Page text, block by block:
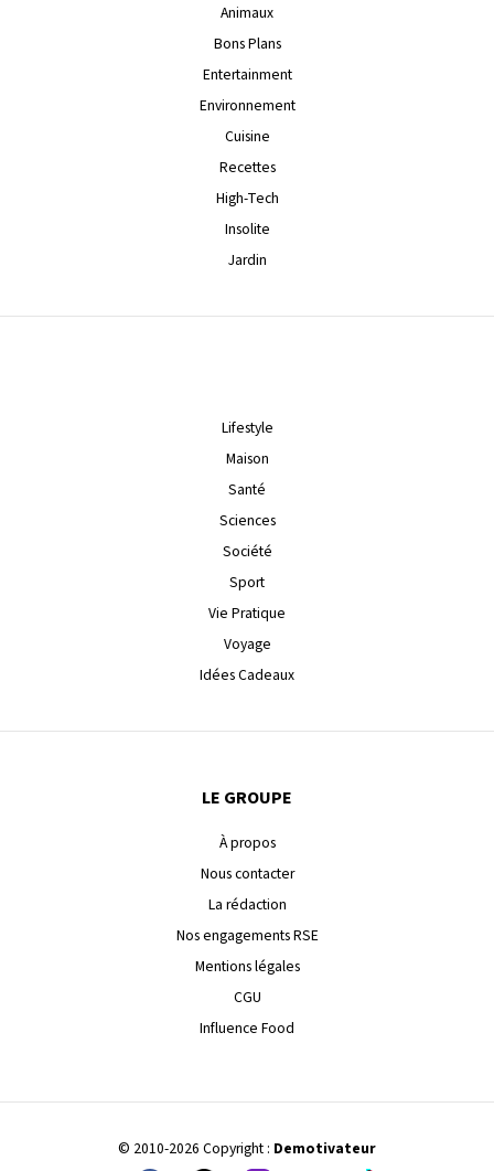
Animaux
Bons Plans
Entertainment
Environnement
Cuisine
Recettes
High-Tech
Insolite
Jardin
Lifestyle
Maison
Santé
Sciences
Société
Sport
Vie Pratique
Voyage
Idées Cadeaux
LE GROUPE
À propos
Nous contacter
La rédaction
Nos engagements RSE
Mentions légales
CGU
Influence Food
© 2010-2026 Copyright : Demotivateur